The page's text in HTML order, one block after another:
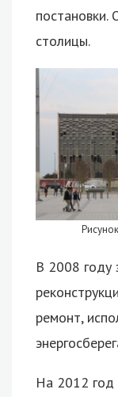
постановки.
столицы.
В 2008 году
ремонт,
На 2012 год